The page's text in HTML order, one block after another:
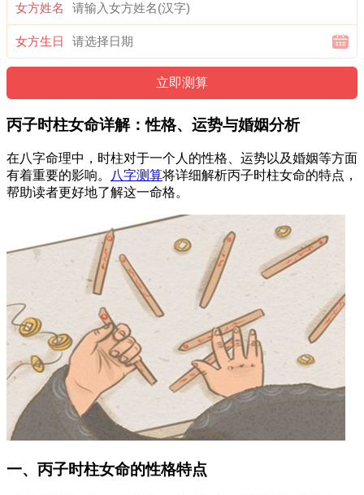
女方姓名
女方生日
丙子时柱女命详解：性格、运势与婚姻分析
在八字命理中，时柱对于一个人的性格、运势以及婚姻等方面
有着重要的影响。
八字测算将详细解析丙子时柱女命的特点，
帮助读者更好地了解这一命格。
一、丙子时柱女命的性格特点